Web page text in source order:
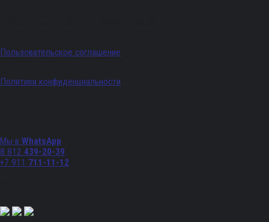
Пользовательское соглашение
Политики конфиденциальности
Мы в WhatsApp
8 812 439-20-39
+7 911 711-11-12